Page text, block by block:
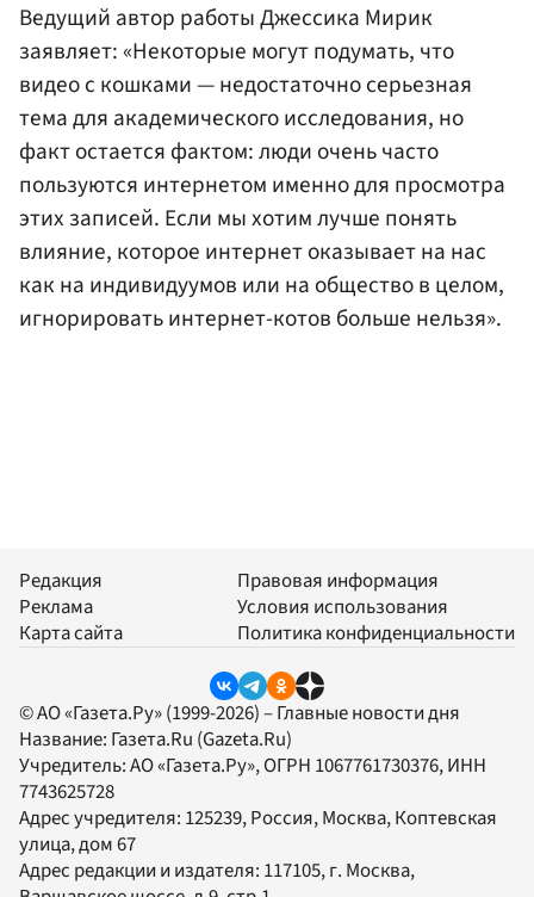
Ведущий автор работы Джессика Мирик
заявляет: «Некоторые могут подумать, что
видео с кошками — недостаточно серьезная
тема для академического исследования, но
факт остается фактом: люди очень часто
пользуются интернетом именно для просмотра
этих записей. Если мы хотим лучше понять
влияние, которое интернет оказывает на нас
как на индивидуумов или на общество в целом,
игнорировать интернет-котов больше нельзя».
Редакция
Реклама
Карта сайта
Правовая информация
Условия использования
Политика конфиденциальности
© АО «Газета.Ру» (1999-2026) – Главные новости дня
Название: Газета.Ru (Gazeta.Ru)
Учредитель:АО «Газета.Ру», ОГРН 1067761730376, ИНН
7743625728
Адрес учредителя: 125239, Россия, Москва, Коптевская
улица, дом 67
Адрес редакции и издателя: 117105, г. Москва,